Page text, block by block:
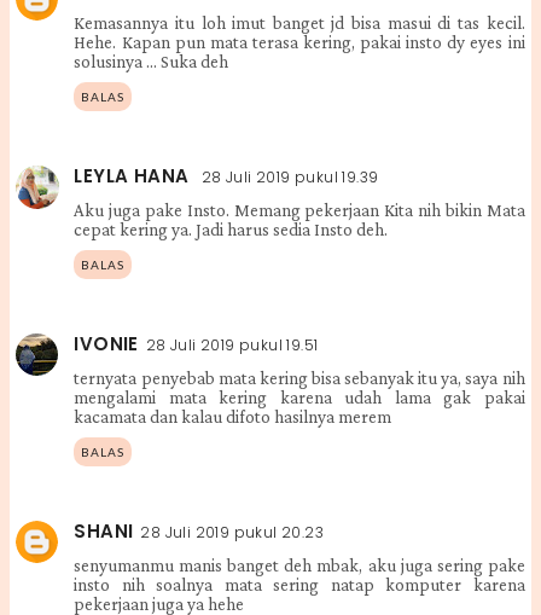
Kemasannya itu loh imut banget jd bisa masui di tas kecil.
Hehe. Kapan pun mata terasa kering, pakai insto dy eyes ini
solusinya ... Suka deh
BALAS
LEYLA HANA 28 Juli 2019 pukul 19.39
Aku juga pake Insto. Memang pekerjaan Kita nih bikin Mata
cepat kering ya. Jadi harus sedia Insto deh.
BALAS
IVONIE 28 Juli 2019 pukul 19.51
ternyata penyebab mata kering bisa sebanyak itu ya, saya nih
mengalami mata kering karena udah lama gak pakai
kacamata dan kalau difoto hasilnya merem
BALAS
SHANI 28 Juli 2019 pukul 20.23
senyumanmu manis banget deh mbak, aku juga sering pake
insto nih soalnya mata sering natap komputer karena
pekerjaan juga ya hehe